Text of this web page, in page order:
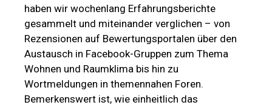
haben wir wochenlang Erfahrungsberichte
gesammelt und miteinander verglichen – von
Rezensionen auf Bewertungsportalen über den
Austausch in Facebook-Gruppen zum Thema
Wohnen und Raumklima bis hin zu
Wortmeldungen in themennahen Foren.
Bemerkenswert ist, wie einheitlich das